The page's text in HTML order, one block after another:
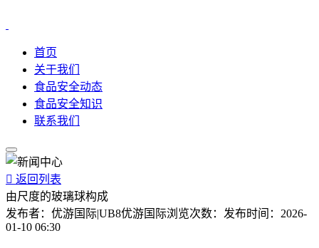
首页
关于我们
食品安全动态
食品安全知识
联系我们
 返回列表
由尺度的玻璃球构成
发布者： 优游国际|UB8优游国际浏览次数： 发布时间： 2026-
01-10 06:30